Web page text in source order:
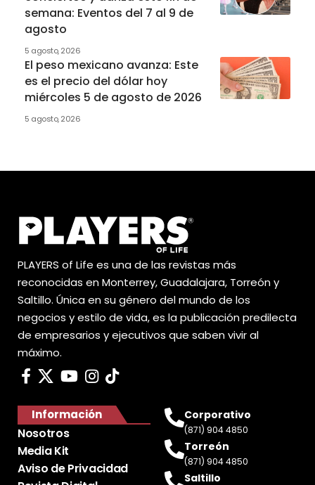
semana: Eventos del 7 al 9 de
agosto
5 agosto, 2026
El peso mexicano avanza: Este
es el precio del dólar hoy
miércoles 5 de agosto de 2026
5 agosto, 2026
PLAYERS of Life es una de las revistas más
reconocidas en Monterrey, Guadalajara, Torreón y
Saltillo. Única en su género del mundo de los
negocios y estilo de vida, es la publicación predilecta
de empresarios y ejecutivos que saben vivir al
máximo.
Información
Nosotros
Media Kit
Aviso de Privacidad
Corporativo
(871) 904 4850
Torreón
(871) 904 4850
Saltillo